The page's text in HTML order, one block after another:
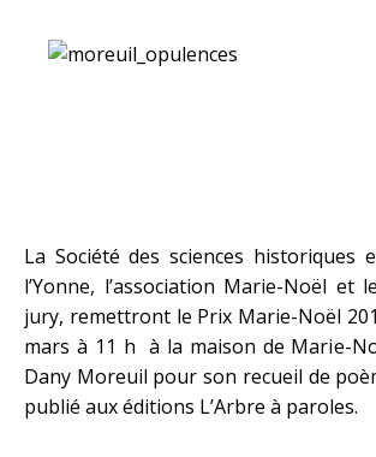
La Société des sciences historiques
l’Yonne, l’association Marie-Noël et
jury, remettront le Prix Marie-Noël
mars à 11 h à la maison de Marie-
Dany Moreuil pour son recueil de
publié aux éditions L’Arbre à paroles.